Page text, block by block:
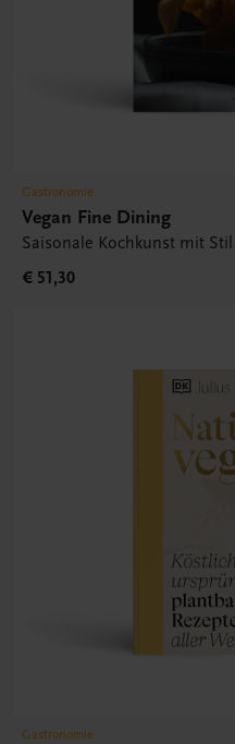
Gastronomie
Vegan Fine Dining
Saisonale Kochkunst mit Stil
€ 51,30
Gastronomie